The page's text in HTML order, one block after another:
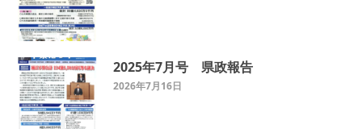
2025年7月号 県政報告
2026年7月16日